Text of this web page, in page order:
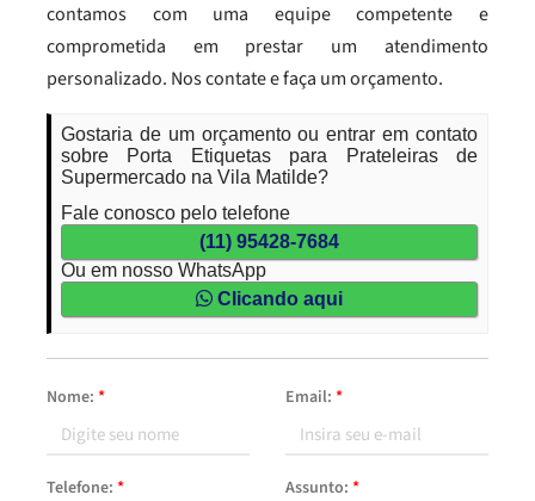
contamos com uma equipe competente e
comprometida em prestar um atendimento
personalizado. Nos contate e faça um orçamento.
Gostaria de um orçamento ou entrar em contato
sobre Porta Etiquetas para Prateleiras de
Supermercado na Vila Matilde?
Fale conosco pelo telefone
(11) 95428-7684
Ou em nosso WhatsApp
Clicando aqui
Nome: * Email: *
Telefone: * Assunto: *